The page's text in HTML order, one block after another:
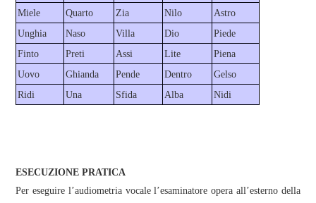
Miele
Quarto Zia Nilo
Astro
Unghia
Naso Villa Dio
Piede
Finto
Preti Assi Lite
Piena
Uovo
Ghianda Pende Dentro
Gelso
Ridi
Una Sfida Alba Nidi
ESECUZIONE PRATICA
Per eseguire l’audiometria vocale l’esaminatore opera all’esterno della